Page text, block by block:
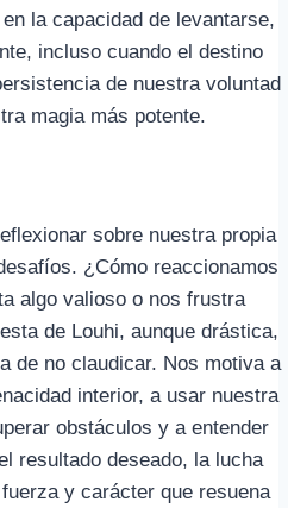
la capacidad de levantarse,
incluso cuando el destino
de nuestra voluntad
magia más potente.
sobre nuestra propia
¿Cómo reaccionamos
algo valioso o nos frustra
de Louhi, aunque drástica,
de no claudicar. Nos motiva a
interior, a usar nuestra
obstáculos y a entender
resultado deseado, la lucha
y carácter que resuena